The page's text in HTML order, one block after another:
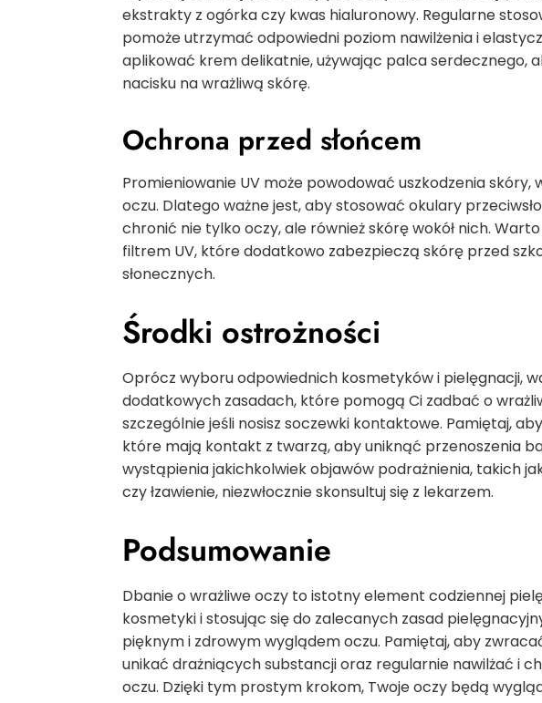
ekstrakty z ogórka czy kwas hialuronowy. Regularne
pomoże utrzymać odpowiedni poziom nawilżenia i
aplikować krem delikatnie, używając palca serdecznego,
nacisku na wrażliwą skórę.
Ochrona przed słońcem
Promieniowanie UV może powodować uszkodzenia skóry,
oczu. Dlatego ważne jest, aby stosować okulary
chronić nie tylko oczy, ale również skórę wokół nich.
filtrem UV, które dodatkowo zabezpieczą skórę przed
słonecznych.
Środki ostrożności
Oprócz wyboru odpowiednich kosmetyków i pielęgnacji,
dodatkowych zasadach, które pomogą Ci zadbać o
szczególnie jeśli nosisz soczewki kontaktowe. Pamiętaj,
które mają kontakt z twarzą, aby uniknąć przenoszenia
wystąpienia jakichkolwiek objawów podrażnienia, takich
czy łzawienie, niezwłocznie skonsultuj się z lekarzem.
Podsumowanie
Dbanie o wrażliwe oczy to istotny element codziennej
kosmetyki i stosując się do zalecanych zasad
pięknym i zdrowym wyglądem oczu. Pamiętaj, aby
unikać drażniących substancji oraz regularnie nawilżać i
oczu. Dzięki tym prostym krokom, Twoje oczy będą